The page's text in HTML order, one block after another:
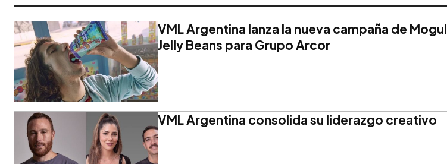
VML Argentina lanza la nueva campaña de Mogul
Jelly Beans para Grupo Arcor
VML Argentina consolida su liderazgo creativo